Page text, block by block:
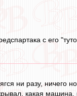
с его
ни разу, ничего
какая машина,